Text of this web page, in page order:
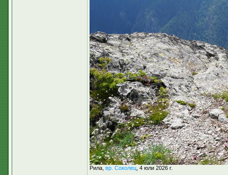
Рила, вр. Соколец , 4 юли 2026 г.